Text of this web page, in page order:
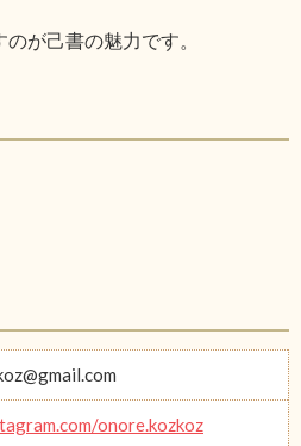
が己書の魅力です。
onore.kozkoz